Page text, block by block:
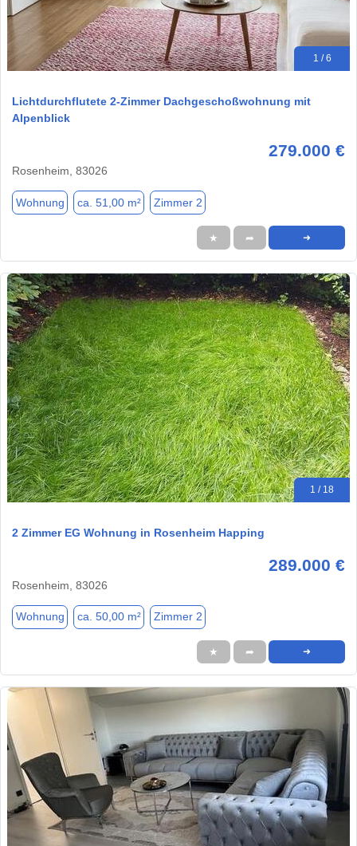
1 / 6
Lichtdurchflutete 2-Zimmer Dachgeschoßwohnung mit
Alpenblick
279.000 €
Rosenheim, 83026
Wohnung ca. 51,00 m² Zimmer 2
★ ➦ ➜
1 / 18
2 Zimmer EG Wohnung in Rosenheim Happing
289.000 €
Rosenheim, 83026
Wohnung ca. 50,00 m² Zimmer 2
★ ➦ ➜